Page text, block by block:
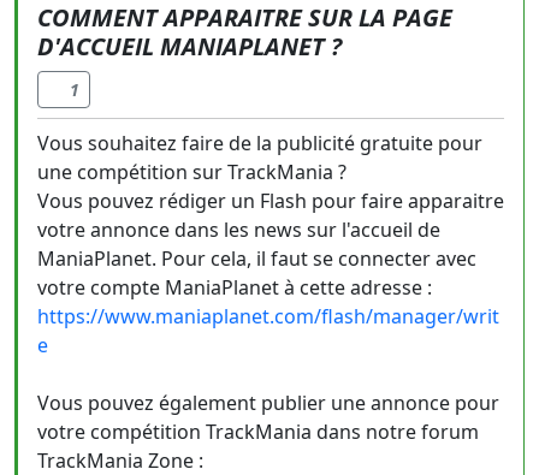
COMMENT APPARAITRE SUR LA PAGE
D'ACCUEIL MANIAPLANET ?
1
Vous souhaitez faire de la publicité gratuite pour
une compétition sur TrackMania ?
Vous pouvez rédiger un Flash pour faire apparaitre
votre annonce dans les news sur l'accueil de
ManiaPlanet. Pour cela, il faut se connecter avec
votre compte ManiaPlanet à cette adresse :
https://www.maniaplanet.com/flash/manager/writ
e
Vous pouvez également publier une annonce pour
votre compétition TrackMania dans notre forum
TrackMania Zone :